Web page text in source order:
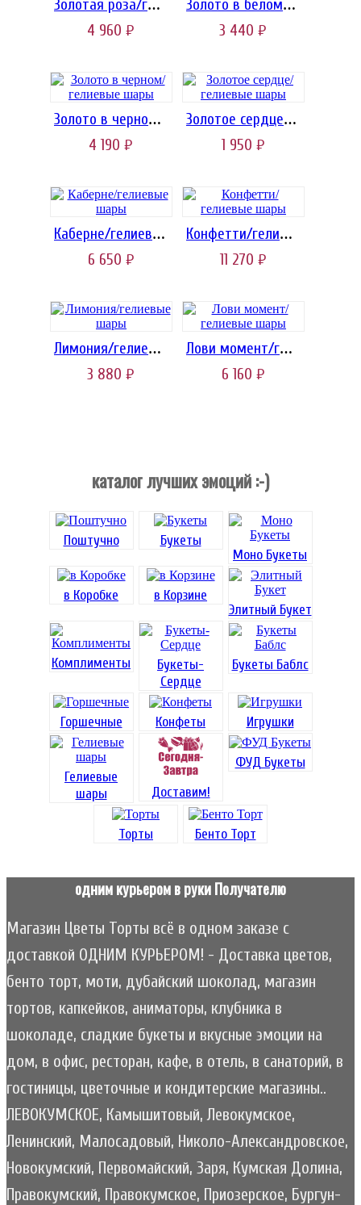
Золотая роза/гелиевые шары
4 960 руб.
Золото в белом/гелиевые шары
3 440 руб.
Золото в черном/гелиевые шары
4 190 руб.
Золотое сердце/гелиевые шары
1 950 руб.
Каберне/гелиевые шары
6 650 руб.
Конфетти/гелиевые шары
11 270 руб.
Лимония/гелиевые шары
3 880 руб.
Лови момент/гелиевые шары
6 160 руб.
каталог лучших эмоций :-)
Поштучно
Букеты
Моно Букеты
в Коробке
в Корзине
Элитный Букет
Комплименты
Букеты-
Сердце
Букеты Баблс
Горшечные Конфеты Игрушки
Гелиевые
шары
Доставим!
ФУД Букеты
Торты Бенто Торт
одним курьером в руки Получателю
Магазин Цветы Торты всё в одном заказе с
доставкой ОДНИМ КУРЬЕРОМ! - Доставка цветов,
бенто торт, моти, дубайский шоколад, магазин
тортов, капкейков, аниматоры, клубника в
шоколаде, сладкие букеты и вкусные эмоции на
дом, в офис, ресторан, кафе, в отель, в санаторий, в
гостиницы, цветочные и кондитерские магазины..
ЛЕВОКУМСКОЕ, Камышитовый, Левокумское,
Ленинский, Малосадовый, Николо-Александровское,
Новокумский, Первомайский, Заря, Кумская Долина,
Правокумский, Правокумское, Приозерское, Бургун-